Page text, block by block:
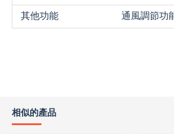
其他功能
通風調節功
相似的產品